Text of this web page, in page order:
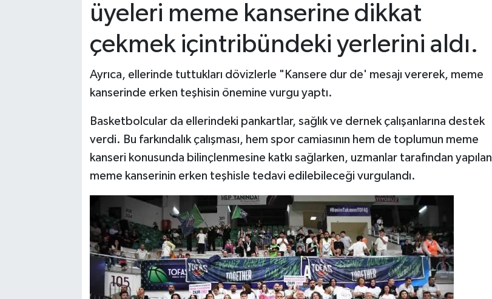
üyeleri meme kanserine dikkat
çekmek içintribündeki yerlerini aldı.
Ayrıca, ellerinde tuttukları dövizlerle "Kansere dur de' mesajı vererek, meme
kanserinde erken teşhisin önemine vurgu yaptı.
Basketbolcular da ellerindeki pankartlar, sağlık ve dernek çalışanlarına destek
verdi. Bu farkındalık çalışması, hem spor camiasının hem de toplumun meme
kanseri konusunda bilinçlenmesine katkı sağlarken, uzmanlar tarafından yapılan
meme kanserinin erken teşhisle tedavi edilebileceği vurgulandı.